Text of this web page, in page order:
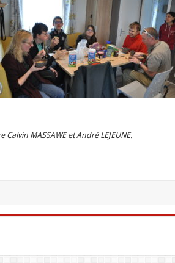
MASSAWE et André LEJEUNE.